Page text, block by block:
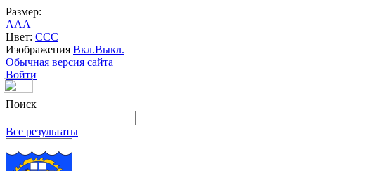
Размер:
AAA
Цвет: CCC
Изображения Вкл.Выкл.
Обычная версия сайта
Войти
Поиск
Все результаты